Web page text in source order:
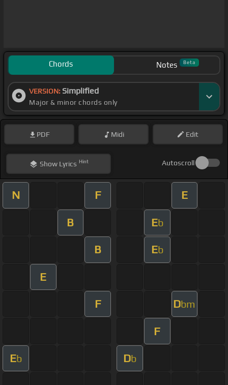
Chords Notes Beta
VERSION: Simplified
Major & minor chords only
PDF Midi Edit
ShowLyrics Hint Autoscroll
N F E
B Eb
B Eb
E
F Dbm
F
Eb Db